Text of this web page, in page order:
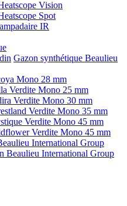
Vision
Spot
IR
Gazon synthétique Beaulieu
Mono 28 mm
Verdite Mono 25 mm
Verdite Mono 30 mm
Verdite Mono 35 mm
Verdite Mono 45 mm
Verdite Mono 45 mm
International Group
Beaulieu International Group